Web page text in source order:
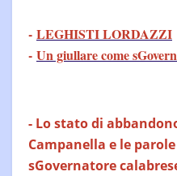
- LEGHISTI LORDAZZI
- Un giullare come
- Lo stato di
Campanella e le
sGovernatore